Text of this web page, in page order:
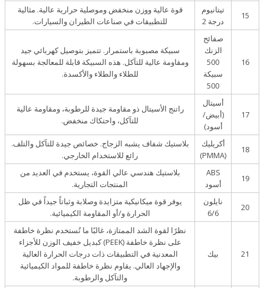
15
تيتانيوم
درجة 2
قوة عالية ووزن منخفض وموصلية حرارية عالية. مثالية
للتطبيقات في صناعات الطيران والسيارات.
16
صفائح
الزنك
500
سبيكة
500
سبيكة مصبوبة باستمرار. تتميز بتوصيل كهربائي جيد
ومقاومة عالية للتآكل. هذه السبيكة قابلة للمعالجة بسهولة
للطلاء والطلاء والأكسدة.
17
أسيتال
(أبيض/
أسود)
راتنج الأسيتال ذو مقاومة جيدة للرطوبة، ومقاومة عالية
للتآكل، واحتكاك منخفض.
18
أكريليك
(PMMA)
بلاستيك شفاف يشبه الزجاج. خصائص جيدة للتآكل والتلف.
رائع للاستخدام الخارجي.
19
ABS
أسود
بلاستيك هندسي عالي القوة، يستخدم في العديد من
المنتجات التجارية.
20
نايلون
6/6
يوفر قوة ميكانيكية متزايدة وصلابة وثباتاً جيداً في ظل
الحرارة و/أو المقاومة الكيميائية.
21 بيك
نظرًا لقوة الشد الممتازة، غالبًا ما تُستخدم نظرة خاطفة
على نظرة خاطفة (PEEK) كبديل خفيف الوزن للأجزاء
المعدنية في التطبيقات ذات درجات الحرارة العالية
والإجهاد العالي. يقاوم نظرة خاطفة للمواد الكيميائية
والتآكل والرطوبة.